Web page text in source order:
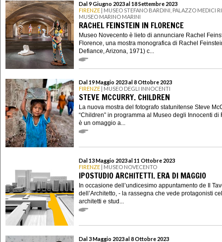
Dal 9 Giugno 2023 al 18 Settembre 2023
FIRENZE | MUSEO STEFANO BARDINI, PALAZZO MEDICI
MUSEO MARINO MARINI
RACHEL FEINSTEIN IN FLORENCE
Museo Novecento è lieto di annunciare Rachel
Florence, una mostra monografica di Rachel
Defiance, Arizona, 1971) c...
Dal 19 Maggio 2023 al 8 Ottobre 2023
FIRENZE | MUSEO DEGLI INNOCENTI
STEVE MCCURRY. CHILDREN
La nuova mostra del fotografo statunitense Steve
“Children” in programma al Museo degli Innocenti di
è un omaggio a...
Dal 13 Maggio 2023 al 11 Ottobre 2023
FIRENZE | MUSEO NOVECENTO
IPOSTUDIO ARCHITETTI. ERA DI MAGGIO
In occasione dell’undicesimo appuntamento de Il
dell’Architetto, - la rassegna che vede protagonisti
architetti e stud...
Dal 3 Maggio 2023 al 8 Ottobre 2023